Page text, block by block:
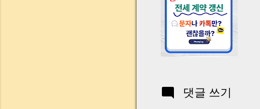
댓글 쓰기